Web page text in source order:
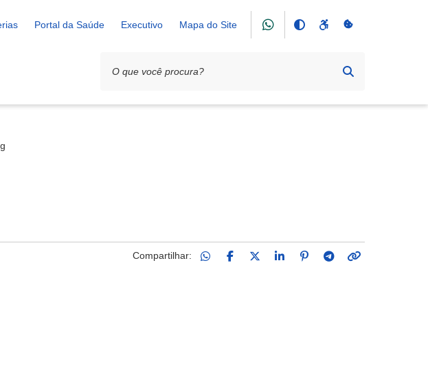
Portal da Saúde Executivo Mapa do Site
da guia pelo WhatsApp
Compartilhar: